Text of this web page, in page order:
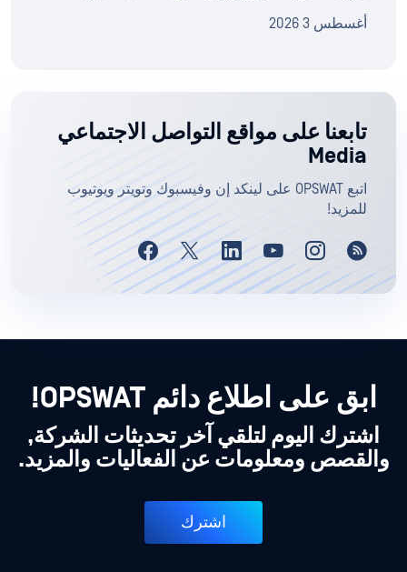
أغسطس 3 2026
تابعنا على مواقع التواصل الاجتماعي
Media
اتبع OPSWAT على لينكد إن وفيسبوك وتويتر ويوتيوب
للمزيد!
ابق على اطلاع دائم OPSWAT!
اشترك اليوم لتلقي آخر تحديثات الشركة,
والقصص ومعلومات عن الفعاليات والمزيد.
اشترك